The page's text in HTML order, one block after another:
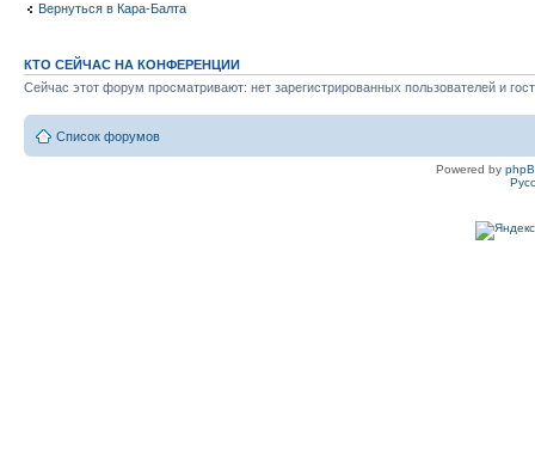
Вернуться в Кара-Балта
КТО СЕЙЧАС НА КОНФЕРЕНЦИИ
Сейчас этот форум просматривают: нет зарегистрированных пользователей и
Список форумов
Powered by